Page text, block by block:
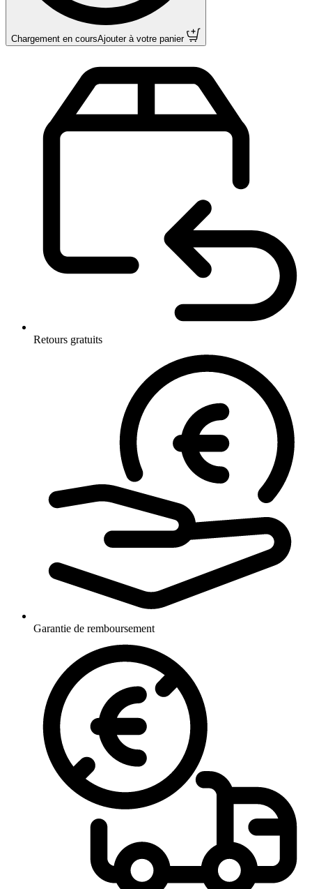
Chargement en cours Ajouter à votre panier
Retours gratuits
Garantie de remboursement